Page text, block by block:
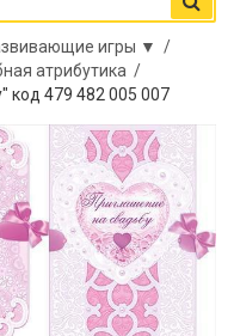
игры ▼ /
атрибутика /
код 479 482 005 007